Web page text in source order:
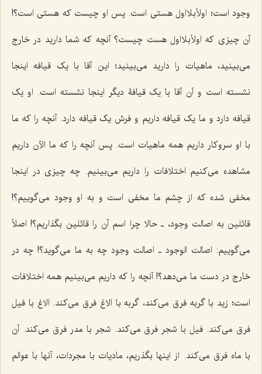
وجود است؛ اولاً‌بلا‌اول هستی است. پس او چیست که هستی است؟!
آن چیزی که اولاًبلااول هست چیست؟ آنچه که شما دارید در خارج
می‌بینید، ماهیات را دارید می‌بینید؛ این آقا با یک قیافه اینجا
نشسته است و آن آقا با یک قیافۀ دیگر اینجا نشسته است. او یک
قیافه دارد و ما یک قیافه داریم و فرش یک قیافه دارد. آنچه را که ما
با او سروکار داریم همه ماهیات است. پس آنچه را که ما الآن داریم
مشاهده می‌کنیم اختلافات را داریم می‌بینیم. چه چیزی در اینجا
مخفی شده که از چشم ما مخفی است و به او وجود می‌گوییم؟!
قائلین به اصالت وجود، ـ حالا چرا اسم آن را قائلین بگذاریم؟! اصلاً
می‌گوییم: اصالت الوجود ـ اصالت وجود چه به ما می‌گوید؟! چه در
خارج در دست ما می‌دهد؟! آنچه را که داریم می‌بینیم همه اختلافات
است؛‌ زید با گربه فرق می‌کند، گربه با الاغ فرق می‌کند. الاغ با فیل
فرق می‌کند. فیل با شجر فرق می‌کند. شجر با مدر فرق می‌کند. آن
با ماه فرق می‌کند. از اینها بگذریم، مادیات با مجردات، آنها با عوالم